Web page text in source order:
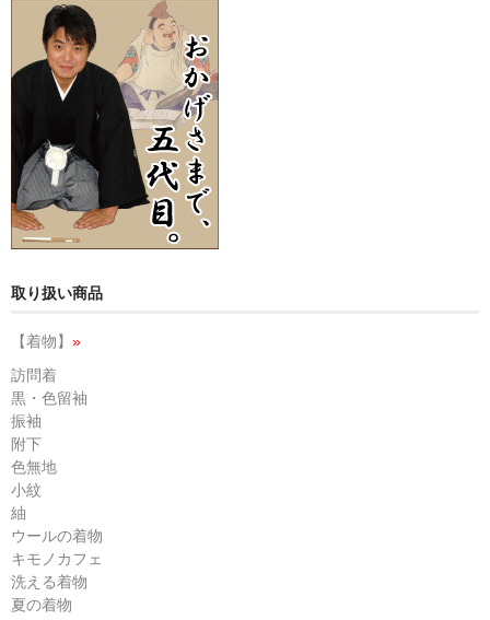
取り扱い商品
【着物】 »
訪問着
黒・色留袖
振袖
附下
色無地
小紋
紬
ウールの着物
キモノカフェ
洗える着物
夏の着物